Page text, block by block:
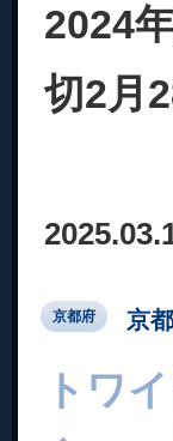
2024
切2月
京都府 京
トワ